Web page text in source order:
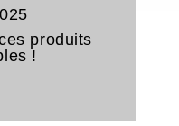
produits
!